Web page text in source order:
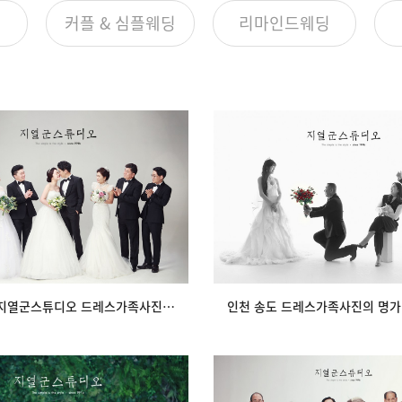
커플 & 심플웨딩 리마인드웨딩
열군스튜디오 드레스가족사진
의 명작
view
인천 송도 지열군스튜디오 드레스가족사진의 명작
인천 송도 드레스가족사진의 명
튜디오 행복한 …
view